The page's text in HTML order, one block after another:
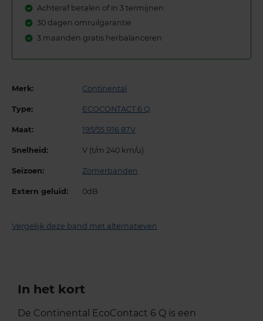
Achteraf betalen of in 3 termijnen
30 dagen omruilgarantie
3 maanden gratis herbalanceren
Merk: Continental
Type: ECOCONTACT 6 Q
Maat: 195/55 R16 87V
Snelheid: V (t/m 240 km/u)
Seizoen: Zomerbanden
Extern geluid: 0dB
Vergelijk deze band met alternatieven
In het kort
De Continental EcoContact 6 Q is een